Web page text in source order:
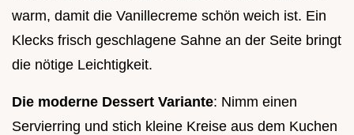
warm, damit die Vanillecreme schön weich ist. Ein
Klecks frisch geschlagene Sahne an der Seite bringt
die nötige Leichtigkeit.
Die moderne Dessert Variante: Nimm einen
Servierring und stich kleine Kreise aus dem Kuchen